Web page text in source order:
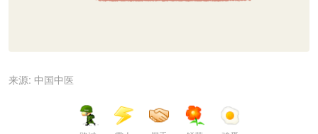
来源: 中国中医